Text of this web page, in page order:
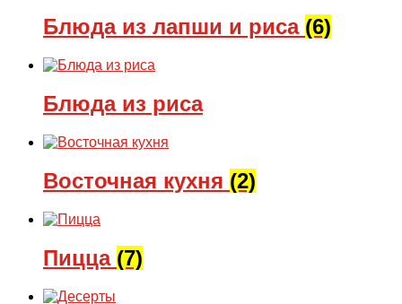
Блюда из лапши и риса (6)
Блюда из риса
Восточная кухня (2)
Пицца (7)